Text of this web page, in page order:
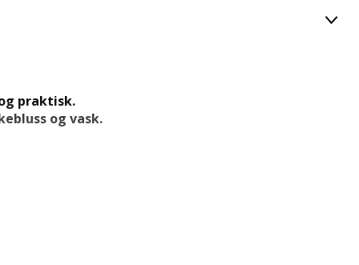
praktisk.
og vask.